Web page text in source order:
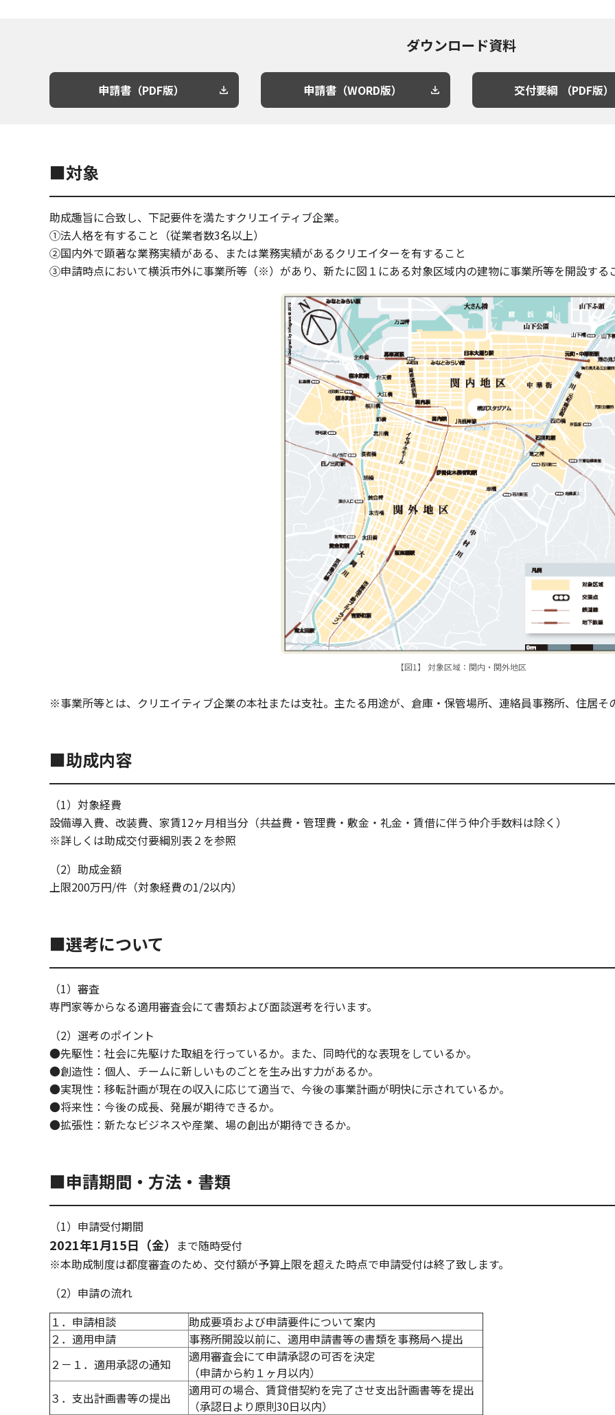
ダウンロード資料
申請書（PDF版） 申請書（WORD版） 交付要綱 （PDF版）
■対象
助成趣旨に合致し、下記要件を満たすクリエイティブ企業。
①法人格を有すること（従業者数3名以上）
②国内外で顕著な業務実績がある、または業務実績があるクリエイターを有すること
③申請時点において横浜市外に事業所等（※）があり、新たに図１にある対象区域内の建物に事業所等を開設する
【図1】 対象区域：関内・関外地区
※事業所等とは、クリエイティブ企業の本社または支社。主たる用途が、倉庫・保管場所、連絡員事務所、住居そ
■助成内容
（1）対象経費
設備導入費、改装費、家賃12ヶ月相当分（共益費・管理費・敷金・礼金・賃借に伴う仲介手数料は除く）
※詳しくは助成交付要綱別表２を参照
（2）助成金額
上限200万円/件（対象経費の1/2以内）
■選考について
（1）審査
専門家等からなる適用審査会にて書類および面談選考を行います。
（2）選考のポイント
●先駆性：社会に先駆けた取組を行っているか。また、同時代的な表現をしているか。
●創造性：個人、チームに新しいものごとを生み出す力があるか。
●実現性：移転計画が現在の収入に応じて適当で、今後の事業計画が明快に示されているか。
●将来性：今後の成長、発展が期待できるか。
●拡張性：新たなビジネスや産業、場の創出が期待できるか。
■申請期間・方法・書類
（1）申請受付期間
2021年1月15日（金）
まで随時受付
※本助成制度は都度審査のため、交付額が予算上限を超えた時点で申請受付は終了致します。
（2）申請の流れ
１．申請相談
助成要項および申請要件について案内
２．適用申請
事務所開設以前に、適用申請書等の書類を事務局へ提出
２－１．適用承認の通知
適用審査会にて申請承認の可否を決定
（申請から約１ヶ月以内）
３．支出計画書等の提出
適用可の場合、賃貸借契約を完了させ支出計画書等を提出
（承認日より原則30日以内）